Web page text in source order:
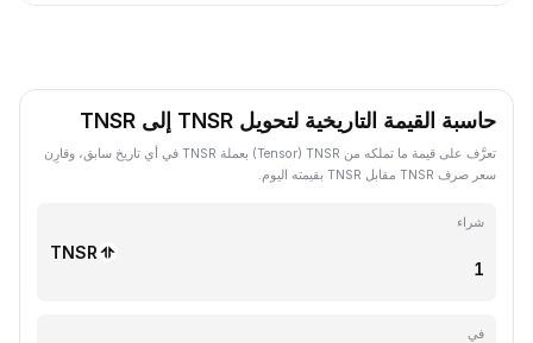
حاسبة القيمة التاريخية لتحويل TNSR إلى TNSR
تعرَّف على قيمة ما تملكه من TNSR ‏(Tensor) بعملة TNSR في أي تاريخ سابق، وقارِن
سعر صرف TNSR مقابل TNSR بقيمته اليوم.
شراء
TNSR
في